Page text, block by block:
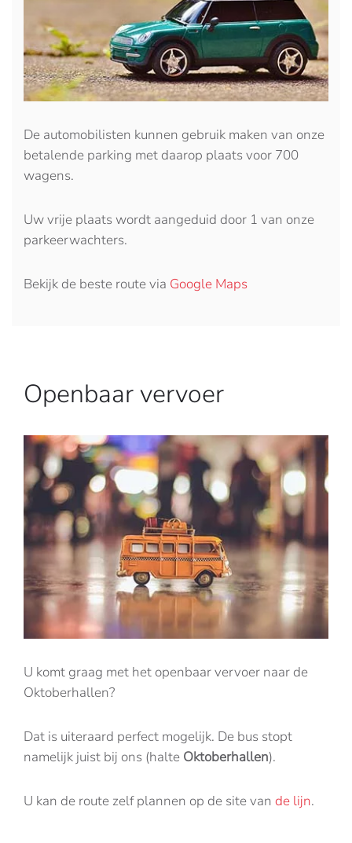
De automobilisten kunnen gebruik maken van onze
betalende parking met daarop plaats voor 700
wagens.
Uw vrije plaats wordt aangeduid door 1 van onze
parkeerwachters.
Bekijk de beste route via Google Maps
Openbaar vervoer
U komt graag met het openbaar vervoer naar de
Oktoberhallen?
Dat is uiteraard perfect mogelijk. De bus stopt
namelijk juist bij ons (halte Oktoberhallen).
U kan de route zelf plannen op de site van de lijn.